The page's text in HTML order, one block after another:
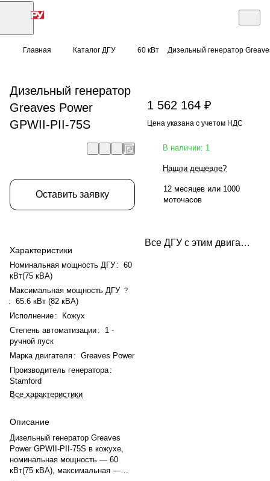
Главная Каталог ДГУ 60 кВт Дизельный генератор
Дизельный генератор
Greaves Power
GPWII-PII-75S
Оставить заявку
Характеристики
Номинальная мощность ДГУ : 60
кВт(75 кВА)
Максимальная мощность ДГУ ?
: 65.6 кВт (82 кВА)
Исполнение :
Кожух
Степень автоматизации :
1 -
ручной пуск
Марка двигателя : Greaves Power
Производитель генератора :
Stamford
Все характеристики
Описание
Дизельный генератор Greaves
Power GPWII-PII-75S в кожухе,
номинальная мощность — 60
кВт(75 кВА), максимальная —
1 562 164 ₽
Цена указана с учетом НДС
В наличии: 1
Нашли дешевле?
12 месяцев или 1000
моточасов
Все ДГУ с этим двигателем